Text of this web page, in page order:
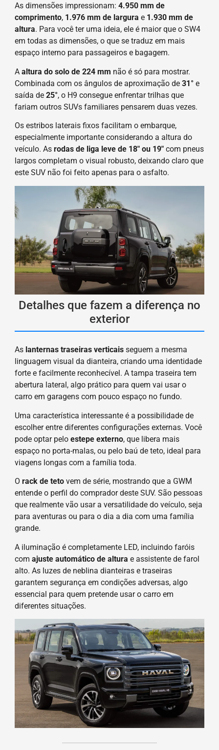
As dimensões impressionam: 4.950 mm de
comprimento, 1.976 mm de largura e 1.930 mm de
altura. Para você ter uma ideia, ele é maior que o SW4
em todas as dimensões, o que se traduz em mais
espaço interno para passageiros e bagagem.
A altura do solo de 224 mm não é só para mostrar.
Combinada com os ângulos de aproximação de 31° e
saída de 25°, o H9 consegue enfrentar trilhas que
fariam outros SUVs familiares pensarem duas vezes.
Os estribos laterais fixos facilitam o embarque,
especialmente importante considerando a altura do
veículo. As rodas de liga leve de 18″ ou 19″ com pneus
largos completam o visual robusto, deixando claro que
este SUV não foi feito apenas para o asfalto.
Detalhes que fazem a diferença no
exterior
As lanternas traseiras verticais seguem a mesma
linguagem visual da dianteira, criando uma identidade
forte e facilmente reconhecível. A tampa traseira tem
abertura lateral, algo prático para quem vai usar o
carro em garagens com pouco espaço no fundo.
Uma característica interessante é a possibilidade de
escolher entre diferentes configurações externas. Você
pode optar pelo estepe externo, que libera mais
espaço no porta-malas, ou pelo baú de teto, ideal para
viagens longas com a família toda.
O rack de teto vem de série, mostrando que a GWM
entende o perfil do comprador deste SUV. São pessoas
que realmente vão usar a versatilidade do veículo, seja
para aventuras ou para o dia a dia com uma família
grande.
A iluminação é completamente LED, incluindo faróis
com ajuste automático de altura e assistente de farol
alto. As luzes de neblina dianteiras e traseiras
garantem segurança em condições adversas, algo
essencial para quem pretende usar o carro em
diferentes situações.